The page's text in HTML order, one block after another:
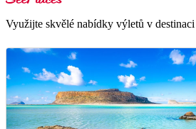
Využijte skvělé nabídky výletů v destinaci